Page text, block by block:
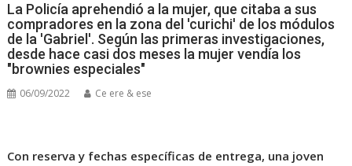
La Policía aprehendió a la mujer, que citaba a sus
compradores en la zona del 'curichi' de los módulos
de la 'Gabriel'. Según las primeras investigaciones,
desde hace casi dos meses la mujer vendía los
"brownies especiales"
06/09/2022 Ce ere & ese
Con reserva y fechas específicas de entrega, una joven